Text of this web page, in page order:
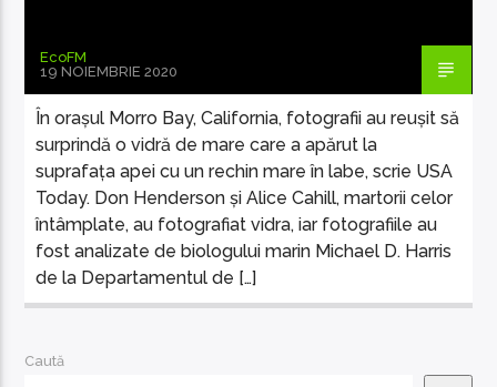
EcoFM
19 NOIEMBRIE 2020
În orașul Morro Bay, California, fotografii au reușit să
surprindă o vidră de mare care a apărut la
suprafața apei cu un rechin mare în labe, scrie USA
Today. Don Henderson și Alice Cahill, martorii celor
întâmplate, au fotografiat vidra, iar fotografiile au
fost analizate de ​​biologului marin Michael D. Harris
de la Departamentul de […]
Caută